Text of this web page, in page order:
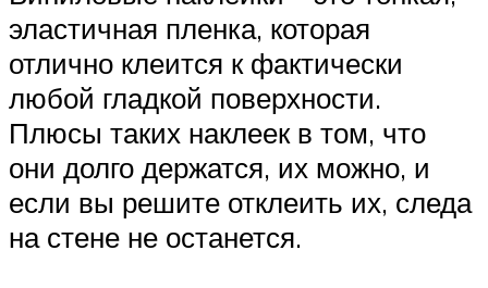
эластичная пленка, которая
отлично клеится к фактически
любой гладкой поверхности.
Плюсы таких наклеек в том, что
они долго держатся, их можно, и
если вы решите отклеить их, следа
на стене не останется.